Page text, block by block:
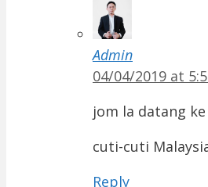
Admin
04/04/2019 at
jom la datang
cuti-cuti
Reply